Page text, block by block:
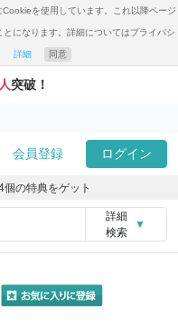
を使用しています。これ以降ページ
になります。詳細についてはプライバシ
詳細 同意
突破！
会員登録 ログイン
個の特典をゲット
詳細
検索
▼